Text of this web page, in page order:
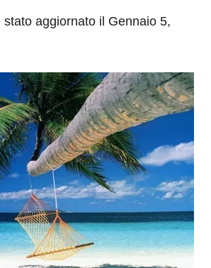
aggiornato il Gennaio 5,